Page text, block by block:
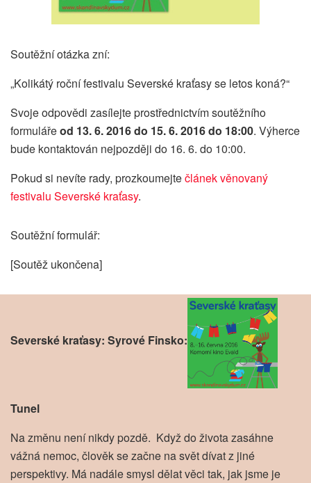
Soutěžní otázka zní:
„Kolikátý roční festivalu Severské kraťasy se letos koná?“
Svoje odpovědi zasílejte prostřednictvím soutěžního
formulářeod 13. 6. 2016 do 15. 6. 2016 do 18:00. Výherce
bude kontaktován nejpozději do 16. 6. do 10:00.
Pokud si nevíte rady, prozkoumejtečlánek věnovaný
festivalu Severské kraťasy.
Soutěžní formulář:
[Soutěž ukončena]
Severské kraťasy: Syrové Finsko:
Tunel
Na změnu není nikdy pozdě. Když do života zasáhne
vážná nemoc, člověk se začne na svět dívat z jiné
perspektivy. Má nadále smysl dělat věci tak, jak jsme je